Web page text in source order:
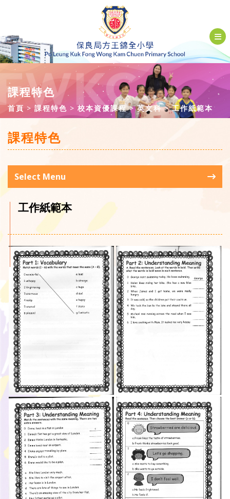
課程特色
首頁 課程特色 校本資優課程 英文科 工作紙範本
課程特色
Select Menu
工作紙範本